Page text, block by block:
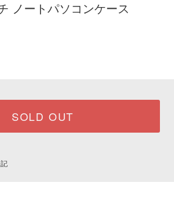
ノートパソコンケース
SOLD OUT